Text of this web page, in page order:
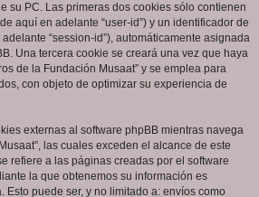
su PC. Las primeras dos cookies sólo contienen
aquí en adelante “user-id”) y un identificador de
“session-id”), automáticamente asignada
Una tercera cookie se creará una vez que haya
de la Fundación Musaat” y se emplea para
con objeto de optimizar su experiencia de
externas al software phpBB mientras navega
las cuales exceden el alcance de este
refiere a las páginas creadas por el software
la que obtenemos su información es
Esto puede ser, y no limitado a: envíos como